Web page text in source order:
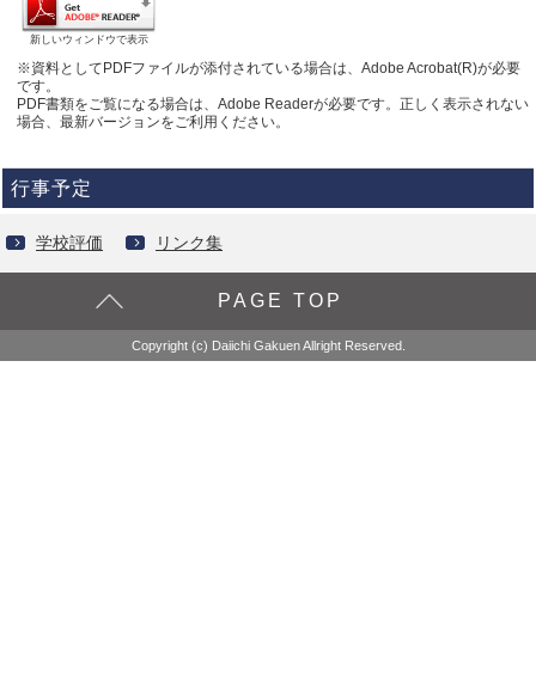
新しいウィンドウで表示
※資料としてPDFファイルが添付されている場合は、Adobe Acrobat(R)が必要
です。
PDF書類をご覧になる場合は、Adobe Readerが必要です。正しく表示されない
場合、最新バージョンをご利用ください。
行事予定
学校評価 リンク集
PAGE TOP
Copyright (c) Daiichi Gakuen Allright Reserved.